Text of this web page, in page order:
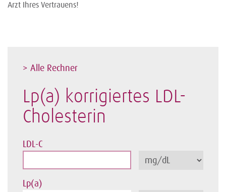
Arzt Ihres Vertrauens!
> Alle Rechner
Lp(a) korrigiertes LDL-
Cholesterin
LDL-C
Lp(a)